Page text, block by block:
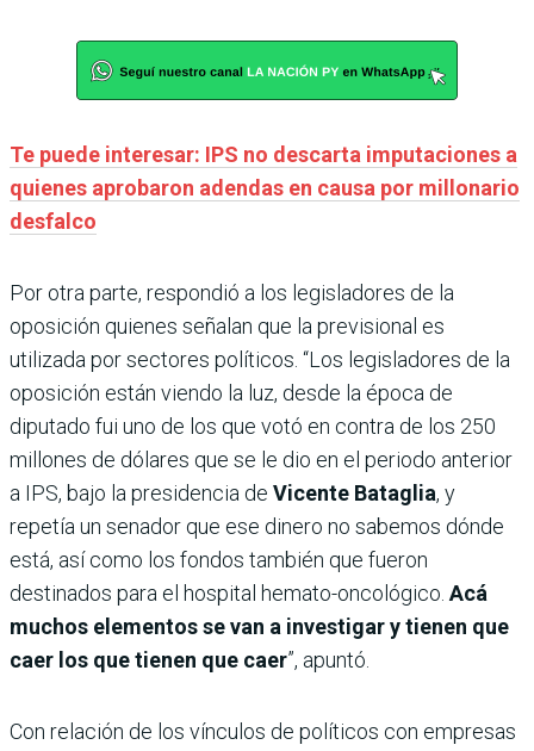
Te puede interesar: IPS no descarta imputaciones a
quienes aprobaron adendas en causa por millonario
desfalco
Por otra parte, respondió a los legisladores de la
oposición quienes señalan que la previsional es
utilizada por sectores políticos. “Los legisladores de la
oposición están viendo la luz, desde la época de
diputado fui uno de los que votó en contra de los 250
millones de dólares que se le dio en el periodo anterior
a IPS, bajo la presidencia de Vicente Bataglia, y
repetía un senador que ese dinero no sabemos dónde
está, así como los fondos también que fueron
destinados para el hospital hemato-oncológico. Acá
muchos elementos se van a investigar y tienen que
caer los que tienen que caer”, apuntó.
Con relación de los vínculos de políticos con empresas